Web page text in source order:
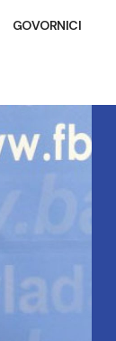
GOVORNICI